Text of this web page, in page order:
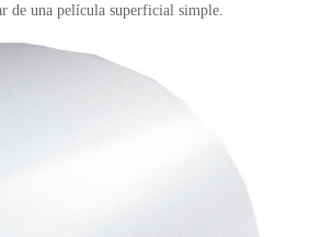
de una película superficial simple.